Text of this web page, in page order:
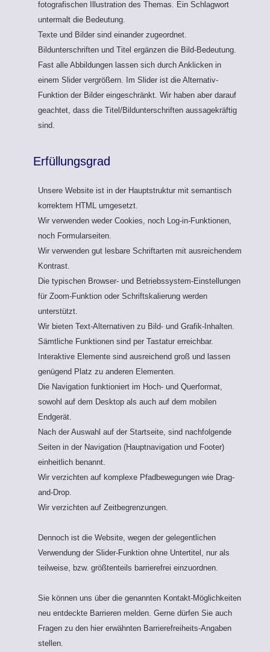
fotografischen Illustration des Themas. Ein Schlagwort
untermalt die Bedeutung.
Texte und Bilder sind einander zugeordnet.
Bildunterschriften und Titel ergänzen die Bild-Bedeutung.
Fast alle Abbildungen lassen sich durch Anklicken in
einem Slider vergrößern. Im Slider ist die Alternativ-
Funktion der Bilder eingeschränkt. Wir haben aber darauf
geachtet, dass die Titel/Bildunterschriften aussagekräftig
sind.
Erfüllungsgrad
Unsere Website ist in der Hauptstruktur mit semantisch
korrektem HTML umgesetzt.
Wir verwenden weder Cookies, noch Log-in-Funktionen,
noch Formularseiten.
Wir verwenden gut lesbare Schriftarten mit ausreichendem
Kontrast.
Die typischen Browser- und Betriebssystem-Einstellungen
für Zoom-Funktion oder Schriftskalierung werden
unterstützt.
Wir bieten Text-Alternativen zu Bild- und Grafik-Inhalten.
Sämtliche Funktionen sind per Tastatur erreichbar.
Interaktive Elemente sind ausreichend groß und lassen
genügend Platz zu anderen Elementen.
Die Navigation funktioniert im Hoch- und Querformat,
sowohl auf dem Desktop als auch auf dem mobilen
Endgerät.
Nach der Auswahl auf der Startseite, sind nachfolgende
Seiten in der Navigation (Hauptnavigation und Footer)
einheitlich benannt.
Wir verzichten auf komplexe Pfadbewegungen wie Drag-
and-Drop.
Wir verzichten auf Zeitbegrenzungen.
Dennoch ist die Website, wegen der gelegentlichen
Verwendung der Slider-Funktion ohne Untertitel, nur als
teilweise, bzw. größtenteils barrierefrei einzuordnen.
Sie können uns über die genannten Kontakt-Möglichkeiten
neu entdeckte Barrieren melden. Gerne dürfen Sie auch
Fragen zu den hier erwähnten Barrierefreiheits-Angaben
stellen.